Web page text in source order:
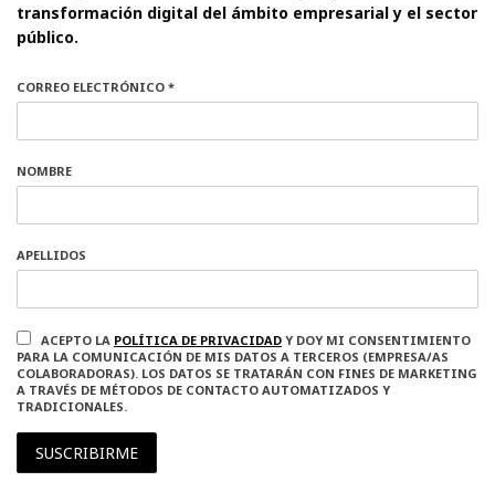
transformación digital del ámbito empresarial y el sector
público.
CORREO ELECTRÓNICO *
NOMBRE
APELLIDOS
ACEPTO LA POLÍTICA DE PRIVACIDAD Y DOY MI CONSENTIMIENTO
PARA LA COMUNICACIÓN DE MIS DATOS A TERCEROS (EMPRESA/AS
COLABORADORAS). LOS DATOS SE TRATARÁN CON FINES DE MARKETING
A TRAVÉS DE MÉTODOS DE CONTACTO AUTOMATIZADOS Y
TRADICIONALES.
SUSCRIBIRME